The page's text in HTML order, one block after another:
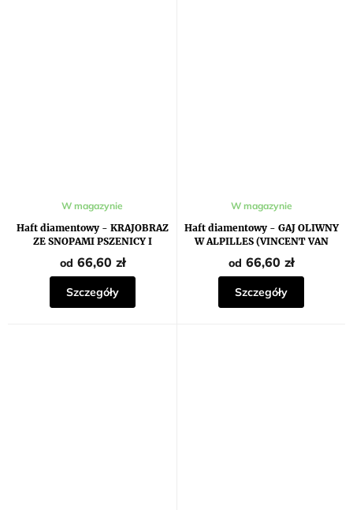
Haft diamentowy - KRAJOBRAZ
ZE SNOPAMI PSZENICY I
(VINCENT VAN GOGH)
W magazynie
od 66,60 zł
Szczegóły
Haft diamentowy - GAJ OLIWNY
W ALPILLES (VINCENT VAN
Średnia
ocena
produktu
wynosi
5,0
na
5
gwiazdek.
W magazynie
od 66,60 zł
Szczegóły